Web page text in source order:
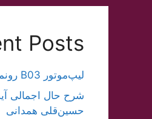
Posts
لیپ‌موتور B03 رونمایی شد؛
شرح حال اجمالی
حسین‌قلی همدانی